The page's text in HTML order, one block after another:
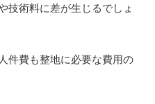
技術料に差が生じるでしょ
件費も整地に必要な費用の